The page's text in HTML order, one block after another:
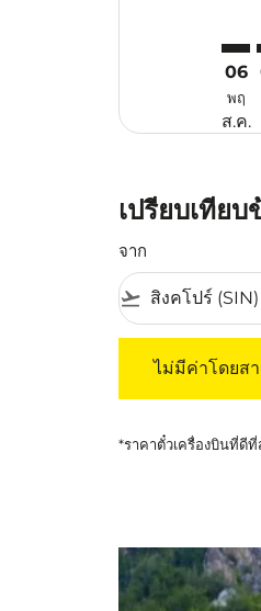
06
พฤ
ส.ค.
เปรียบเทีย
จาก
flight_takeoff
ไม่มีค่าโดยส
*ราคาตั๋วเครื่องบินที่ดี